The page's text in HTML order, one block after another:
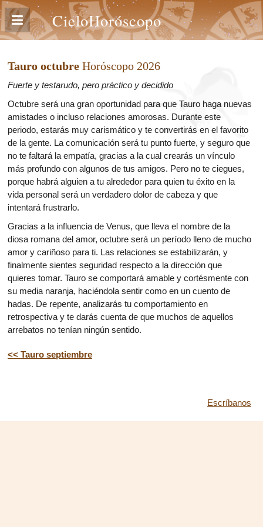
CieloHoróscopo
Tauro octubre Horóscopo 2026
Fuerte y testarudo, pero práctico y decidido
Octubre será una gran oportunidad para que Tauro haga nuevas
amistades o incluso relaciones amorosas. Durante este
periodo, estarás muy carismático y te convertirás en el favorito
de la gente. La comunicación será tu punto fuerte, y seguro que
no te faltará la empatía, gracias a la cual crearás un vínculo
más profundo con algunos de tus amigos. Pero no te ciegues,
porque habrá alguien a tu alrededor para quien tu éxito en la
vida personal será un verdadero dolor de cabeza y que
intentará frustrarlo.
Gracias a la influencia de Venus, que lleva el nombre de la
diosa romana del amor, octubre será un período lleno de mucho
amor y cariñoso para ti. Las relaciones se estabilizarán, y
finalmente sientes seguridad respecto a la dirección que
quieres tomar. Tauro se comportará amable y cortésmente con
su media naranja, haciéndola sentir como en un cuento de
hadas. De repente, analizarás tu comportamiento en
retrospectiva y te darás cuenta de que muchos de aquellos
arrebatos no tenían ningún sentido.
<< Tauro septiembre
Escríbanos